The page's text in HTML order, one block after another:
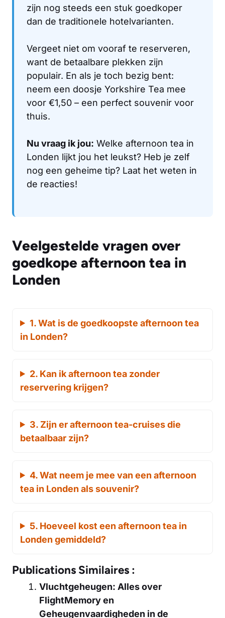
zijn nog steeds een stuk goedkoper
dan de traditionele hotelvarianten.
Vergeet niet om vooraf te reserveren,
want de betaalbare plekken zijn
populair. En als je toch bezig bent:
neem een doosje Yorkshire Tea mee
voor €1,50 – een perfect souvenir voor
thuis.
Nu vraag ik jou: Welke afternoon tea in
Londen lijkt jou het leukst? Heb je zelf
nog een geheime tip? Laat het weten in
de reacties!
Veelgestelde vragen over
goedkope afternoon tea in
Londen
1. Wat is de goedkoopste afternoon tea
in Londen?
2. Kan ik afternoon tea zonder
reservering krijgen?
3. Zijn er afternoon tea-cruises die
betaalbaar zijn?
4. Wat neem je mee van een afternoon
tea in Londen als souvenir?
5. Hoeveel kost een afternoon tea in
Londen gemiddeld?
Publications Similaires :
Vluchtgeheugen: Alles over
FlightMemory en
Geheugenvaardigheden in de